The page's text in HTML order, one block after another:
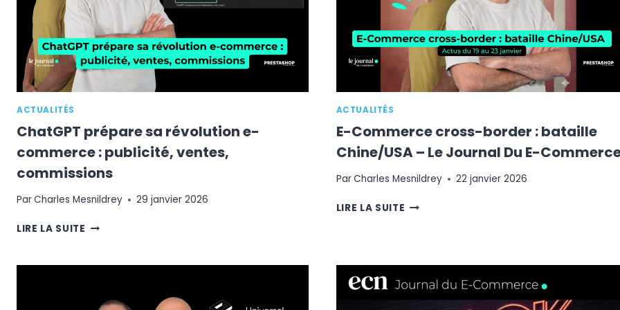
ACTUALITÉS
ChatGPT prépare sa révolution e-
commerce : publicité, ventes,
commissions
ParCharles Mesnildrey 29 janvier 2026
LIRE LA SUITE CHATGPT
RÉVOLUTION
COMMERCE
ACTUALITÉS
E-Commerce cross-border : bataille
Chine/USA – Le Journal Du E-
ParCharles Mesnildrey 22 janvier 2026
LIRE LA SUITE E-
:
BATAILLE
CHINE/USA